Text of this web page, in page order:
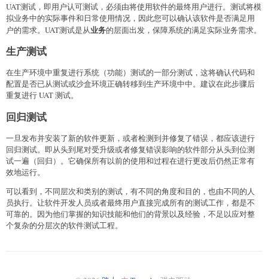
UAT测试，即用户认可测试，必须由将使用软件的最终用户进行。测试将模
拟业务中的实际事件和日常使用情况，因此您可以确认该软件是否满足用
户的需求。UAT测试是从业务的层面出发，保障系统的满足实际业务需求。
生产测试
在生产环境中重复进行系统（功能）测试的一部分测试，这将确认代码和
配置是否已从测试或沙盒环境正确转移到生产环境中中。建议在此步骤后
重复进行 UAT 测试。
回归测试
一旦发布并安装了新的软件更新，或者检测到并修复了错误，都应该进行
回归测试。即从头到尾对受升级或者修复错误影响的软件部分从头到位测
试一遍（回归）。它确保所有以前的使用和过程在进行更改后仍然正常有
效地运行。
可以看到，不同层次和类别的测试，有不同的角度和目的，也由不同的人
员执行。让软件开发人员或者最终用户直接完成所有的测试工作，都是不
可靠的。因为他们掌握的知识技能和他们的背景以及经验，不足以应对整
个复杂的分层次的软件测试工程。